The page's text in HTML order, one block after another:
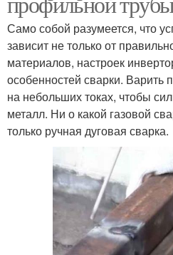
Само собой разумеется, что
зависит не только от
материалов, настроек
особенностей сварки.
на небольших токах, чтобы
металл. Ни о какой газовой
только ручная дуговая сварка.